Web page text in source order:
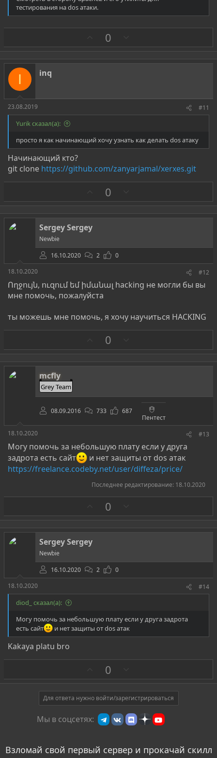
habr.com
DDoS-атаки ставят рекорды. Как быстро и дешево защитить свой бизнес?
Введение По данным компаний Akamai и Arbor
Networks в первом квартале 2016-ого года был
зафиксирован рекорд по количеству мощных
DDoS-атак — 19, мощность каждой превысила
тестирования на dos атаки.
а
0
р
о
I inq
23.08.2019 #11
Yurik сказал(а):
просто я как начинающий хочу узнать как делать dos атаку
Начинающий кто?
git clone https://github.com/zanyarjamal/xerxes.git
а
0
р
о
в
Sergey Sergey
Newbie
16.10.2020
2
0
18.10.2020
#12
Ողջույն, ուզում եմ իմանալ hacking не могли бы вы
мне помочь, пожалуйста
ты можешь мне помочь, я хочу научиться HACKING
а
0
р
о
mcfly
Grey Team
08.09.2016 733
687
Пентест
18.10.2020
#13
Могу помочь за небольшую плату если у друга
задрота есть сайт
и нет защиты от dos атак
https://freelance.codeby.net/user/diffeza/price/
Последнее редактирование: 18.10.2020
а
0
р
о
в
Sergey Sergey
Newbie
16.10.2020
2
0
18.10.2020
#14
diod_ сказал(а):
Могу помочь за небольшую плату если у друга задрота
есть сайт
и нет защиты от dos атак
Kakaya platu bro
а
0
р
о
т
и
в
Для ответа нужно войти/зарегистрироваться
Мы в соцсетях:
Взломай свой первый сервер и прокачай скилл